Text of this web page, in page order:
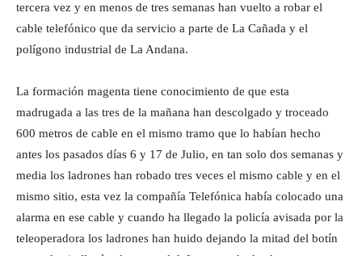
tercera vez y en menos de tres semanas han vuelto a robar el
cable telefónico que da servicio a parte de La Cañada y el
polígono industrial de La Andana.
La formación magenta tiene conocimiento de que esta
madrugada a las tres de la mañana han descolgado y troceado
600 metros de cable en el mismo tramo que lo habían hecho
antes los pasados días 6 y 17 de Julio, en tan solo dos semanas y
media los ladrones han robado tres veces el mismo cable y en el
mismo sitio, esta vez la compañía Telefónica había colocado una
alarma en ese cable y cuando ha llegado la policía avisada por la
teleoperadora los ladrones han huido dejando la mitad del botín